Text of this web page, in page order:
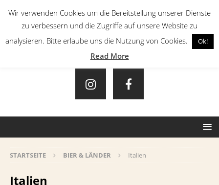
STARTSEITE BIER & LÄNDER Italien
Italien
Wir verwenden Cookies um die Bereitstellung unserer Dienste
zu verbessern und die Zugriffe auf unsere Website zu
analysieren. Bitte erlaube uns die Nutzung von Cookies.
Ok!
Read More